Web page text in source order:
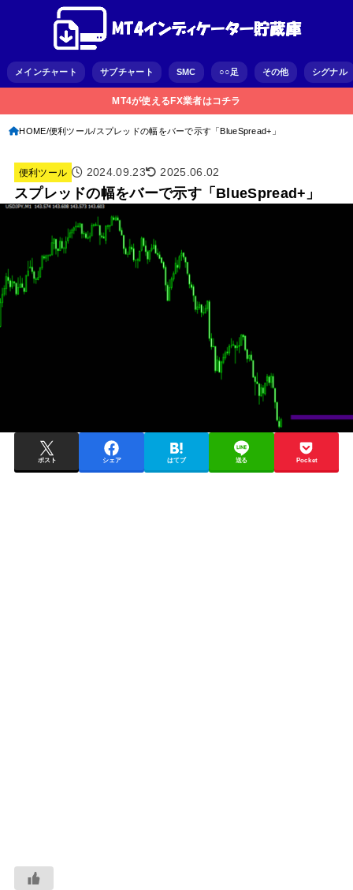
メインチャート サブチャート SMC ○○足 その他 シグナル
MT4が使えるFX業者はコチラ
HOME 便利ツール スプレッドの幅をバーで示す「BlueSpread+」
便利ツール 2024.09.23 2025.06.02
スプレッドの幅をバーで示す「BlueSpread+」
ポスト シェア はてブ 送る Pocket